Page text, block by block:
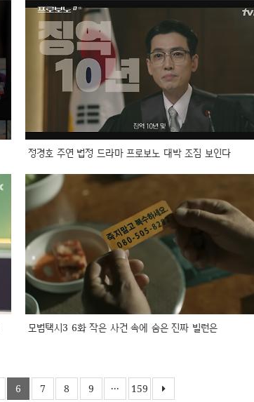
정경호 주연 법정 드라마 프로보노 대박 조짐 보인다
모범택시3 6화 작은 사건 속에 숨은 진짜 빌런은
6 7 8 9 ··· 159